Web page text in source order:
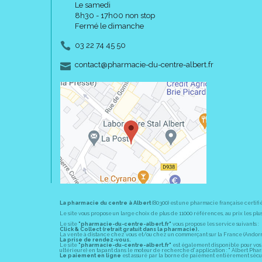
Le samedi
8h30 - 17h00 non stop
Fermé le dimanche
03 22 74 45 50
contact-
@-
pharmacie-du-centre-albert.fr
La pharmacie du centre à Albert(80300) est une pharmacie française
Le site vous propose un large choix de plus de 11000 références, au prix les
Le site "pharmacie-du-centre-albert.fr" vous propose les service suivants :
Click & Collect (retrait gratuit dans la pharmacie).
La vente à distance chez vous et/ou chez un commerçant sur la France
La prise de rendez-vous.
Le site "pharmacie-du-centre-albert.fr" est également disponible pour vos
ultérieure) en tapant dans le moteur de recherche d' application : " Albert
Le paiement en ligne est assuré par la borne de paiement entièrement